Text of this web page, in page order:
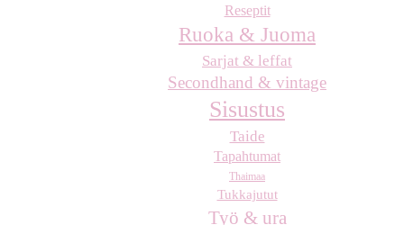
Reseptit
Ruoka & Juoma
Sarjat & leffat
Secondhand & vintage
Sisustus
Taide
Tapahtumat
Thaimaa
Tukkajutut
Työ & ura